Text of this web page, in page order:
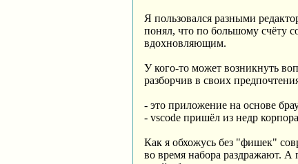
Я пользовался разными
понял, что по большому счёту
вдохновляющим.
У кого-то может возникнуть
разборчив в своих
- это приложение на основе
- vscode пришёл из недр
Как я обхожусь без "фишек"
во время набора раздражают. А